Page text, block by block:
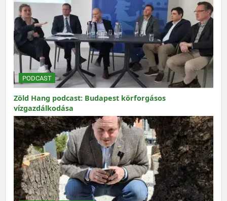
PODCAST
Zöld Hang podcast: Budapest körforgásos
vízgazdálkodása